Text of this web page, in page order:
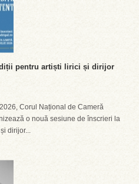
pentru artiști lirici și dirijor
Corul Național de Cameră
o nouă sesiune de înscrieri la
dirijor...